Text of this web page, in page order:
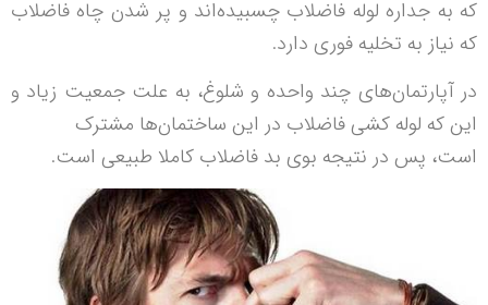
که به جداره لوله فاضلاب چسبیده‌اند و پر شدن چاه فاضلاب
که نیاز به تخلیه فوری دارد.
در آپارتمان‌های چند واحده و شلوغ، به علت جمعیت زیاد و
این که لوله کشی فاضلاب در این ساختمان‌ها مشترک
است، پس در نتیجه بوی بد فاضلاب کاملا طبیعی است.